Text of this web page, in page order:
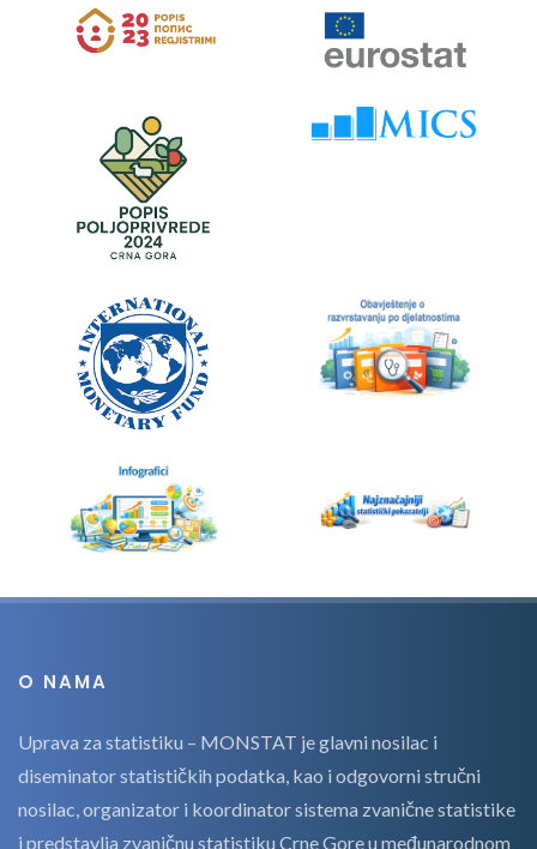
O NAMA
Uprava za statistiku – MONSTAT je glavni nosilac i
diseminator statističkih podatka, kao i odgovorni stručni
nosilac, organizator i koordinator sistema zvanične statistike
i predstavlja zvaničnu statistiku Crne Gore u međunarodnom